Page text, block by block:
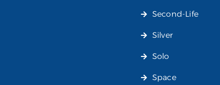
Second-Life
Silver
Solo
Space